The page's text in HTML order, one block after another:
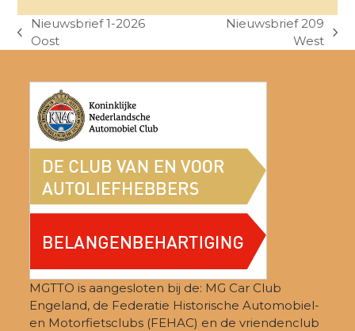
previous
Nieuwsbrief 1-2026
Oost
Nieuwsbrief 209
West
MGTTO is aangesloten bij de: MG Car Club
Engeland, de Federatie Historische Automobiel-
en Motorfietsclubs (FEHAC) en de vriendenclub